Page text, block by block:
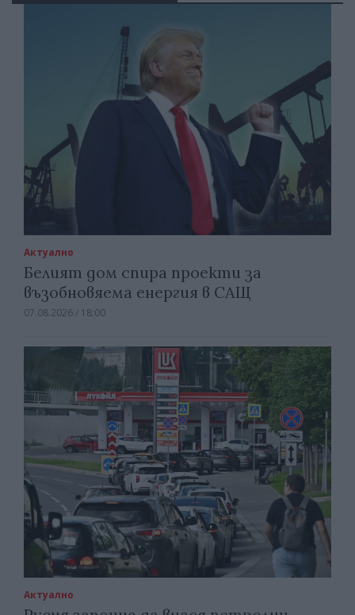
Актуално
Белият дом спира проекти за
възобновяема енергия в САЩ
07.08.2026 / 18:00
Актуално